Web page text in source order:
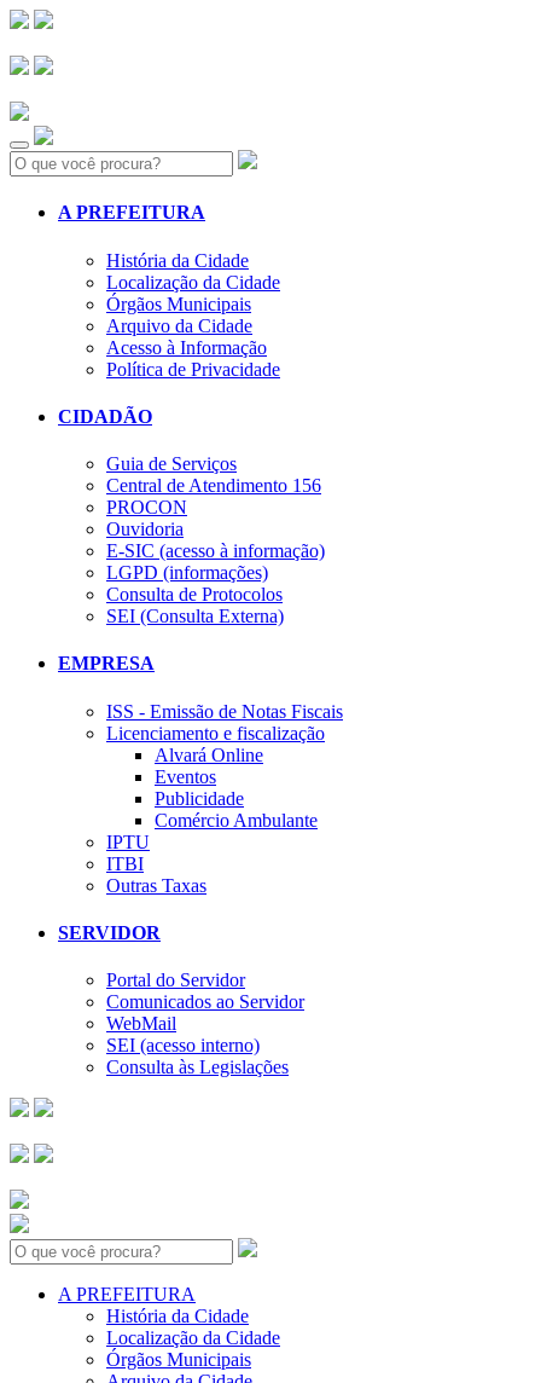
Search:
A PREFEITURA
História da Cidade
Localização da Cidade
Órgãos Municipais
Arquivo da Cidade
Acesso à Informação
Política de Privacidade
CIDADÃO
Guia de Serviços
Central de Atendimento 156
PROCON
Ouvidoria
E-SIC (acesso à informação)
LGPD (informações)
Consulta de Protocolos
SEI (Consulta Externa)
EMPRESA
ISS - Emissão de Notas Fiscais
Licenciamento e fiscalização
Alvará Online
Eventos
Publicidade
Comércio Ambulante
IPTU
ITBI
Outras Taxas
SERVIDOR
Portal do Servidor
Comunicados ao Servidor
WebMail
SEI (acesso interno)
Consulta às Legislações
Search:
A PREFEITURA
História da Cidade
Localização da Cidade
Órgãos Municipais